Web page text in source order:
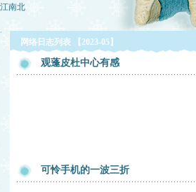
南北
网络日志列表 【2023-05】
观蓬皮杜中心有感
可怜手机的一波三折